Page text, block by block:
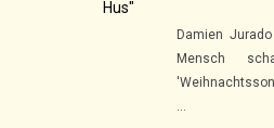
Hus"
Damien
Mensch
...